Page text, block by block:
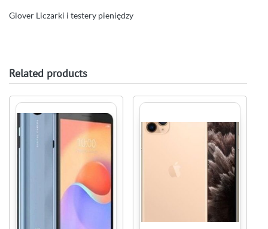
Glover Liczarki i testery pieniędzy
Related products